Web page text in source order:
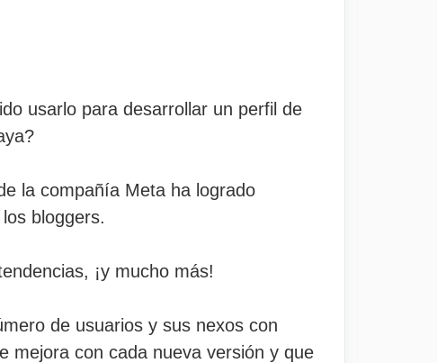
usarlo para desarrollar un perfil de
la compañía Meta ha logrado
bloggers.
¡y mucho más!
de usuarios y sus nexos con
mejora con cada nueva versión y que